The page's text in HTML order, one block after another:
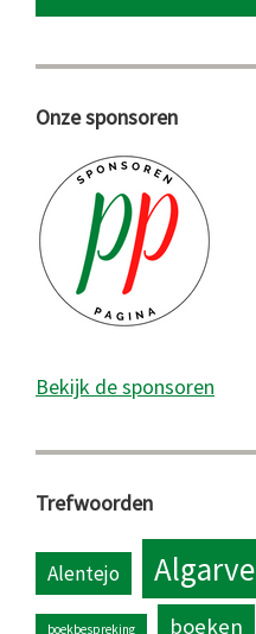
Onze sponsoren
Bekijk de sponsoren
Trefwoorden
Alentejo Algarve
boekbespreking boeken